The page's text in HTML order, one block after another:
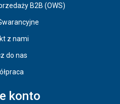
B2B (OWS)
z nami
do nas
konto